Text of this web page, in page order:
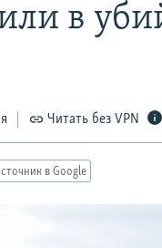
в
Читать без VPN
в Google